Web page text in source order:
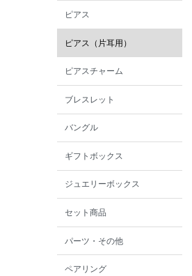
ピアス
ピアス（片耳用）
ピアスチャーム
ブレスレット
バングル
ギフトボックス
ジュエリーボックス
セット商品
パーツ・その他
ペアリング